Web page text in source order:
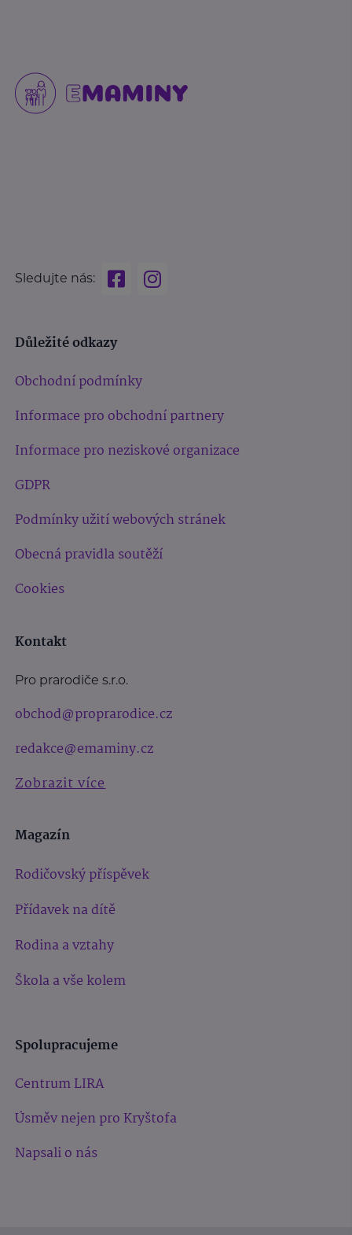
Sledujte nás:
Důležité odkazy
Obchodní podmínky
Informace pro obchodní partnery
Informace pro neziskové organizace
GDPR
Podmínky užití webových stránek
Obecná pravidla soutěží
Cookies
Kontakt
Pro prarodiče s.r.o.
obchod@proprarodice.cz
redakce@emaminy.cz
Zobrazit více
Magazín
Rodičovský příspěvek
Přídavek na dítě
Rodina a vztahy
Škola a vše kolem
Spolupracujeme
Centrum LIRA
Úsměv nejen pro Kryštofa
Napsali o nás